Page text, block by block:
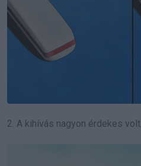
2. A kihívás nagyon érdekes volt.